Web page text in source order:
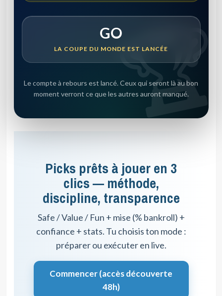
GO
LA COUPE DU MONDE EST LANCÉE
Le compte à rebours est lancé. Ceux qui seront là au bon
moment verront ce que les autres auront manqué.
Picks prêts à jouer en 3
clics — méthode,
discipline, transparence
Safe / Value / Fun + mise (% bankroll) +
confiance + stats. Tu choisis ton mode :
préparer ou exécuter en live.
Commencer (accès découverte
48h)